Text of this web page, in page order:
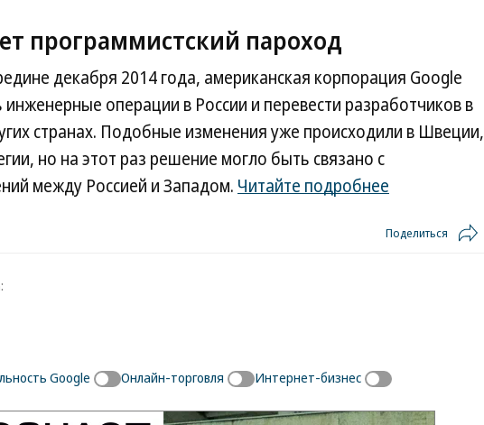
программистский пароход
декабря 2014 года, американская корпорация Google
операции в России и перевести разработчиков в
странах. Подобные изменения уже происходили в Швеции,
но на этот раз решение могло быть связано с
между Россией и Западом. Читайте подробнее
Поделиться
Google Онлайн-торговля Интернет-бизнес